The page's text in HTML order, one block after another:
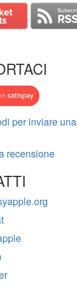
per inviare una
recensione